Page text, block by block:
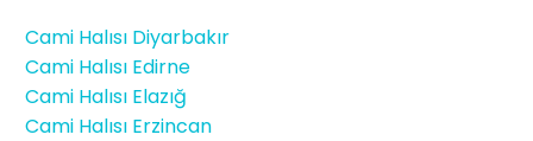
Cami Halısı Diyarbakır
Cami Halısı Edirne
Cami Halısı Elazığ
Cami Halısı Erzincan